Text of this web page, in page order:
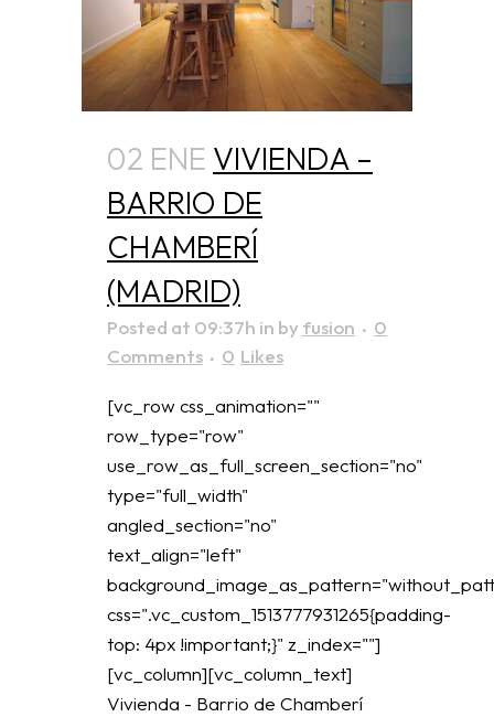
02 ENE VIVIENDA –
BARRIO DE
CHAMBERÍ
(MADRID)
Posted at 09:37h in byfusion
0
Comments
0 Likes
[vc_row css_animation=""
row_type="row"
use_row_as_full_screen_section="no"
type="full_width"
angled_section="no"
text_align="left"
css=".vc_custom_1513777931265{padding-
top: 4px !important;}" z_index=""]
[vc_column][vc_column_text]
Vivienda - Barrio de Chamberí